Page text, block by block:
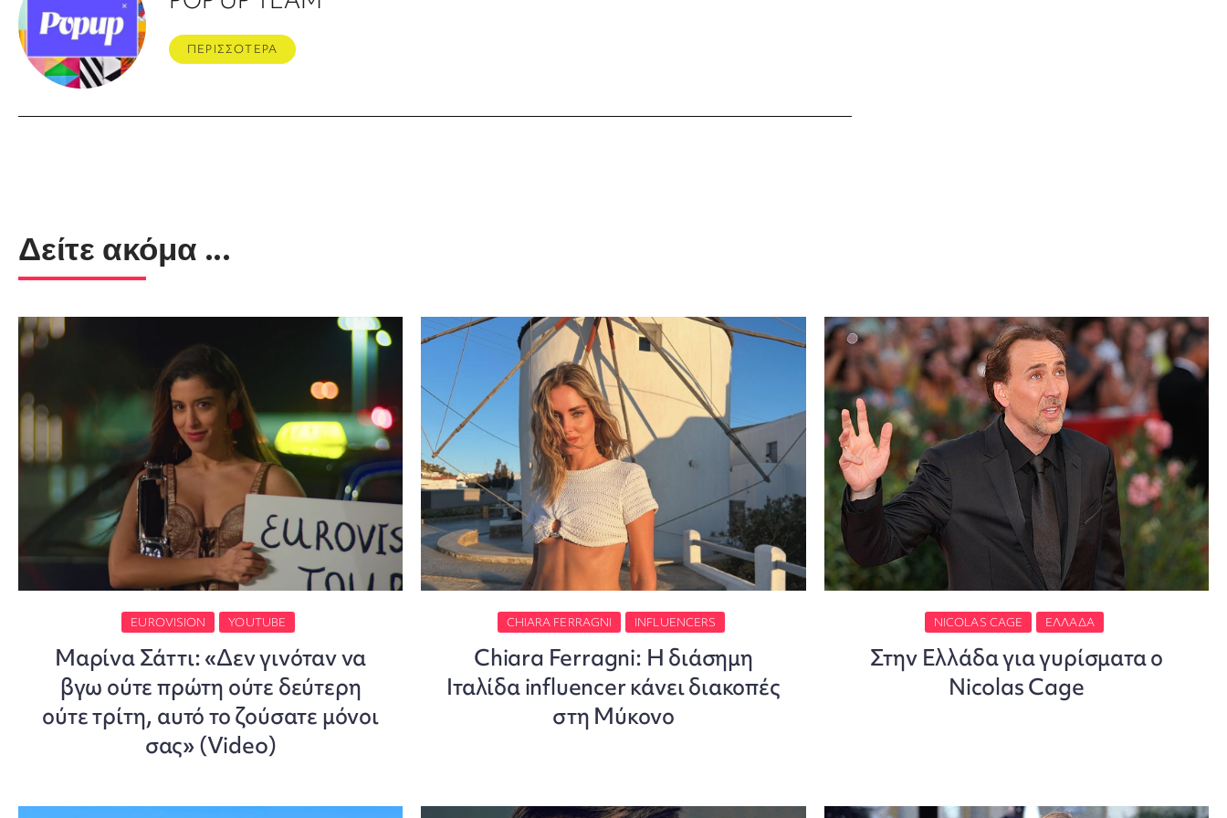
ΠΕΡΙΣΣΟΤΕΡΑ
Δείτε ακόμα ...
EUROVISION YOUTUBE
Μαρίνα Σάττι: «Δεν γινόταν να
βγω ούτε πρώτη ούτε δεύτερη
ούτε τρίτη, αυτό το ζούσατε μόνοι
σας» (Video)
CHIARA FERRAGNI INFLUENCERS
Chiara Ferragni: Η διάσημη
Ιταλίδα influencer κάνει διακοπές
στη Μύκονο
NICOLAS CAGE ΕΛΛΆΔΑ
Στην Ελλάδα για γυρίσματα ο
Nicolas Cage